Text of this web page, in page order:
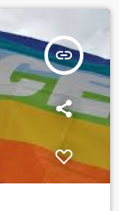
insert_link